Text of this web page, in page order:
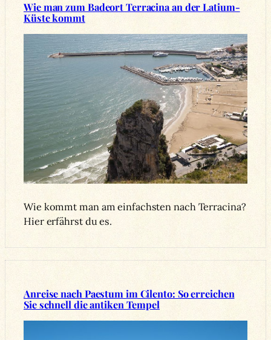
Wie man zum Badeort Terracina an der Latium-
Küste kommt
Wie kommt man am einfachsten nach Terracina?
Hier erfährst du es.
Anreise nach Paestum im Cilento: So erreichen
Sie schnell die antiken Tempel